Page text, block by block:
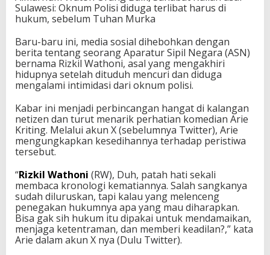
l
i
i
B
e
r
u
u
n
g
D
a
Sulawesi: Oknum Polisi diduga terlibat harus di
hukum, sebelum Tuhan Murka
Baru-baru ini, media sosial dihebohkan dengan
berita tentang seorang Aparatur Sipil Negara (ASN)
bernama Rizkil Wathoni, asal yang mengakhiri
hidupnya setelah dituduh mencuri dan diduga
mengalami intimidasi dari oknum polisi.
Kabar ini menjadi perbincangan hangat di kalangan
netizen dan turut menarik perhatian komedian Arie
Kriting. Melalui akun X (sebelumnya Twitter), Arie
mengungkapkan kesedihannya terhadap peristiwa
tersebut.
“Rizkil Wathoni (RW), Duh, patah hati sekali
membaca kronologi kematiannya. Salah sangkanya
sudah diluruskan, tapi kalau yang melenceng
penegakan hukumnya apa yang mau diharapkan.
Bisa gak sih hukum itu dipakai untuk mendamaikan,
menjaga ketentraman, dan memberi keadilan?,” kata
Arie dalam akun X nya (Dulu Twitter).